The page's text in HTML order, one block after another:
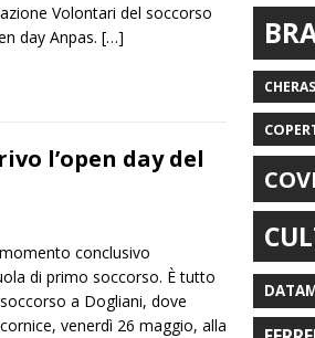
Volontari del soccorso
day Anpas. […]
l’open day del
conclusivo
di primo soccorso. È tutto
a Dogliani, dove
venerdì 26 maggio, alla